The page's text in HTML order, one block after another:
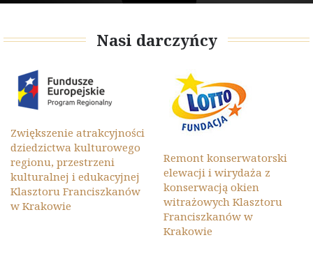
Nasi darczyńcy
Zwiększenie atrakcyjności
dziedzictwa kulturowego
regionu, przestrzeni
kulturalnej i edukacyjnej
Klasztoru Franciszkanów
w Krakowie
Remont konserwatorski
elewacji i wirydaża z
konserwacją okien
witrażowych Klasztoru
Franciszkanów w
Krakowie